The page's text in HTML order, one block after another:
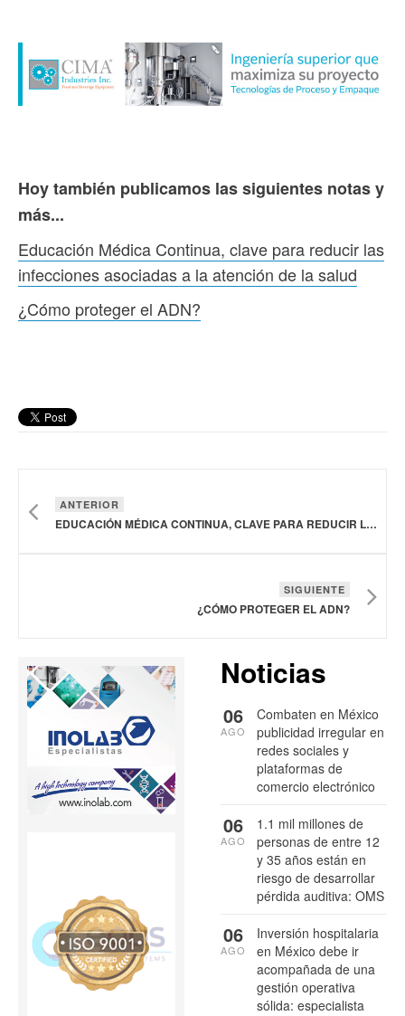
Hoy también publicamos las siguientes notas y
más...
Educación Médica Continua, clave para reducir las
infecciones asociadas a la atención de la salud
¿Cómo proteger el ADN?
ANTERIOR
EDUCACIÓN MÉDICA CONTINUA, CLAVE PARA REDUCIR LAS INFECCIONES ASOCIADAS A LA ATENCIÓN DE LA SALUD
SIGUIENTE
¿CÓMO PROTEGER EL ADN?
Noticias
Combaten en México
publicidad irregular en
redes sociales y
plataformas de
comercio electrónico
06
AGO
1.1 mil millones de
personas de entre 12
y 35 años están en
riesgo de desarrollar
pérdida auditiva: OMS
06
AGO
Inversión hospitalaria
en México debe ir
acompañada de una
gestión operativa
sólida: especialista
06
AGO